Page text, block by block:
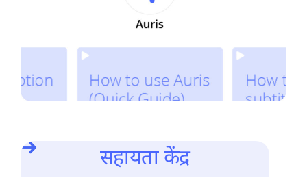
सहायता केंद्र